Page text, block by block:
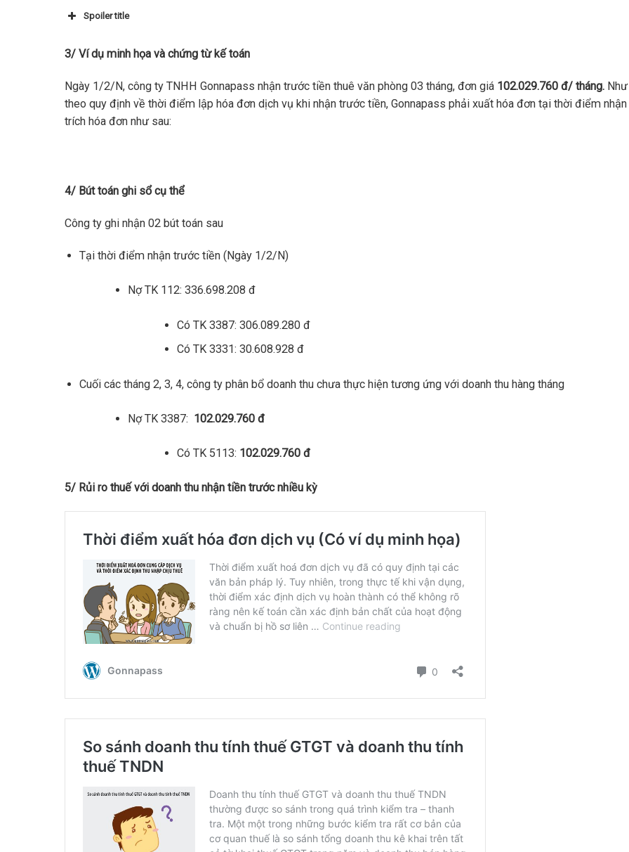
Spoiler title
3/ Ví dụ minh họa và chứng từ kế toán
Ngày 1/2/N, công ty TNHH Gonnapass nhận trước tiền thuê văn phòng 03 tháng, đơn giá 102.029.760 đ/ tháng.
theo quy định về thời điểm lập hóa đơn dịch vụ khi nhận trước tiền, Gonnapass phải xuất hóa đơn tại thời điểm nhận
trích hóa đơn như sau:
4/ Bút toán ghi sổ cụ thể
Công ty ghi nhận 02 bút toán sau
Tại thời điểm nhận trước tiền (Ngày 1/2/N)
Nợ TK 112: 336.698.208 đ
Có TK 3387: 306.089.280 đ
Có TK 3331: 30.608.928 đ
Cuối các tháng 2, 3, 4, công ty phân bổ doanh thu chưa thực hiện tương ứng với doanh thu hàng tháng
Nợ TK 3387: 102.029.760 đ
Có TK 5113: 102.029.760 đ
5/ Rủi ro thuế với doanh thu nhận tiền trước nhiều kỳ